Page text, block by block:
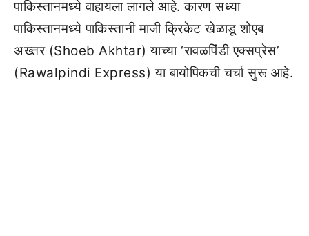
पाकिस्तानमध्ये वाहायला लागले आहे. कारण सध्या
पाकिस्तानमध्ये पाकिस्तानी माजी क्रिकेट खेळाडू शोएब
अख्तर (Shoeb Akhtar) याच्या ‘रावळपिंडी एक्सप्रेस’
(Rawalpindi Express) या बायोपिकची चर्चा सुरू आहे.